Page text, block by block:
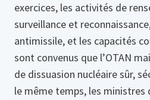
exercices, les activités de
surveillance et
antimissile, et les capacités
sont convenus que l’OTAN
de dissuasion nucléaire sûr,
le même temps, les ministres